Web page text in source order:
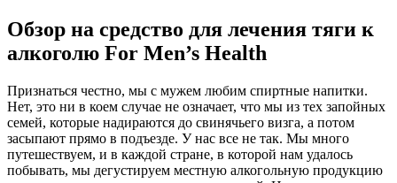
Обзор на средство для лечения тяги к
алкоголю For Men’s Health
Признаться честно, мы с мужем любим спиртные напитки.
Нет, это ни в коем случае не означает, что мы из тех запойных
семей, которые надираются до свинячьего визга, а потом
засыпают прямо в подъезде. У нас все не так. Мы много
путешествуем, и в каждой стране, в которой нам удалось
побывать, мы дегустируем местную алкогольную продукцию